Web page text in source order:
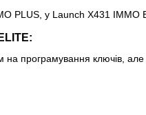
PLUS, у Launch X431 IMMO
програмування ключів, але